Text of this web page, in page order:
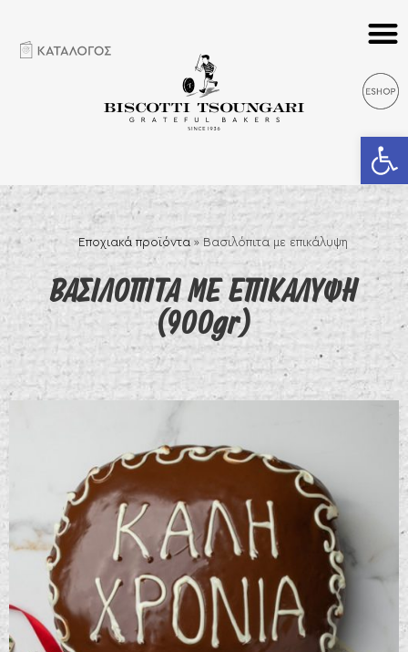
Εποχιακά προϊόντα » Βασιλόπιτα με επικάλυψη
ΒΑΣΙΛΟΠΙΤΑ ΜΕ ΕΠΙΚΑΛΥΨΗ
(900gr)